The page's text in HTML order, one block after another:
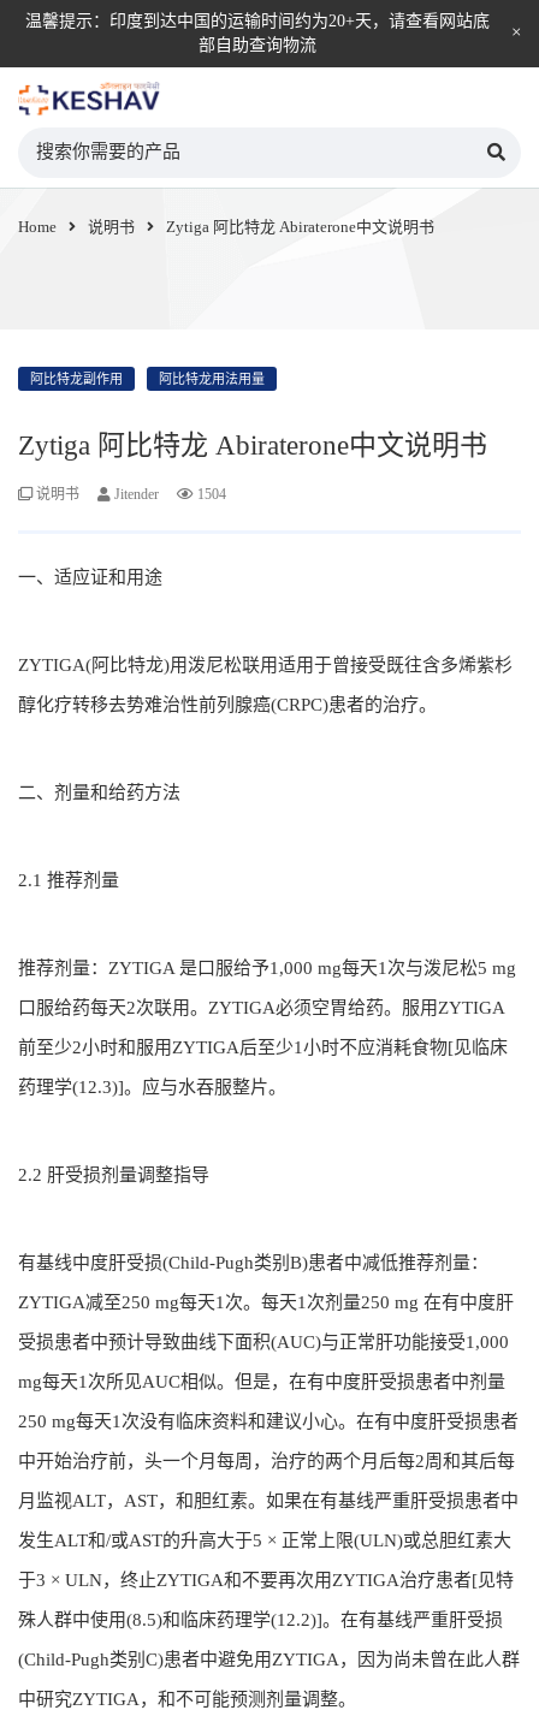
温馨提示：印度到达中国的运输时间约为20+天，请查看网站底
部自助查询物流
Home 说明书 Zytiga 阿比特龙 Abiraterone中文说明书
阿比特龙副作用 阿比特龙用法用量
Zytiga 阿比特龙 Abiraterone中文说明书
说明书 Jitender 1504
一、适应证和用途
ZYTIGA(阿比特龙)用泼尼松联用适用于曾接受既往含多烯紫杉
醇化疗转移去势难治性前列腺癌(CRPC)患者的治疗。
二、剂量和给药方法
2.1 推荐剂量
推荐剂量：ZYTIGA 是口服给予1,000 mg每天1次与泼尼松5 mg
口服给药每天2次联用。ZYTIGA必须空胃给药。服用ZYTIGA
前至少2小时和服用ZYTIGA后至少1小时不应消耗食物[见临床
药理学(12.3)]。应与水吞服整片。
2.2 肝受损剂量调整指导
有基线中度肝受损(Child-Pugh类别B)患者中减低推荐剂量：
ZYTIGA减至250 mg每天1次。每天1次剂量250 mg 在有中度肝
受损患者中预计导致曲线下面积(AUC)与正常肝功能接受1,000
mg每天1次所见AUC相似。但是，在有中度肝受损患者中剂量
250 mg每天1次没有临床资料和建议小心。在有中度肝受损患者
中开始治疗前，头一个月每周，治疗的两个月后每2周和其后每
月监视ALT，AST，和胆红素。如果在有基线严重肝受损患者中
发生ALT和/或AST的升高大于5 × 正常上限(ULN)或总胆红素大
于3 × ULN，终止ZYTIGA和不要再次用ZYTIGA治疗患者[见特
殊人群中使用(8.5)和临床药理学(12.2)]。在有基线严重肝受损
(Child-Pugh类别C)患者中避免用ZYTIGA，因为尚未曾在此人群
中研究ZYTIGA，和不可能预测剂量调整。